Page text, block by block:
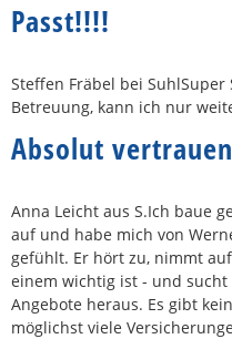
Passt!!!!
Steffen Fräbel bei SuhlSuper
Betreuung, kann ich nur
Absolut
Anna Leicht aus S.Ich baue
auf und habe mich von
gefühlt. Er hört zu, nimmt
einem wichtig ist - und
Angebote heraus. Es gibt
möglichst viele